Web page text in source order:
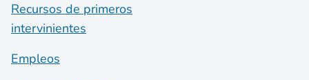
Recursos de primeros
intervinientes
Empleos